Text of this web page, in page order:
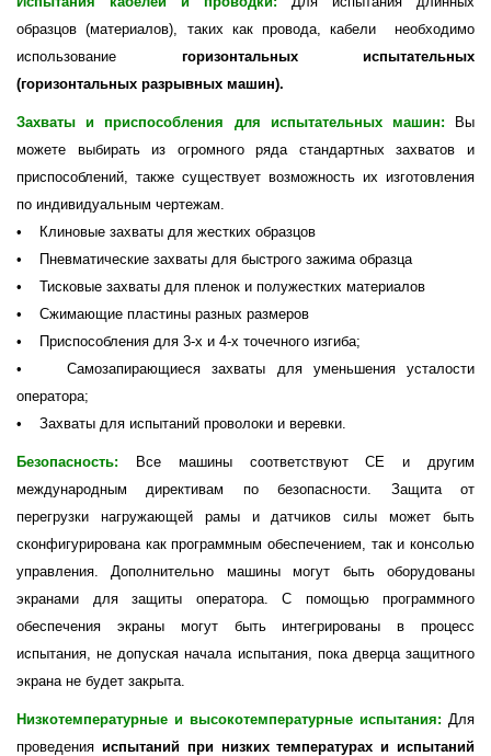
образцов (материалов), таких как провода, кабели необходимо
использование горизонтальных испытательных
(горизонтальных разрывных машин).
Захваты и приспособления для испытательных машин:
Вы
можете выбирать из огромного ряда стандартных захватов и
приспособлений, также существует возможность их изготовления
по индивидуальным чертежам.
• Клиновые захваты для жестких образцов
• Пневматические захваты для быстрого зажима образца
• Тисковые захваты для пленок и полужестких материалов
• Сжимающие пластины разных размеров
• Приспособления для 3-х и 4-х точечного изгиба;
• Самозапирающиеся захваты для уменьшения усталости
оператора;
• Захваты для испытаний проволоки и веревки.
Безопасность:
Все машины соответствуют СЕ и другим
международным директивам по безопасности. Защита от
перегрузки нагружающей рамы и датчиков силы может быть
сконфигурирована как программным обеспечением, так и консолью
управления. Дополнительно машины могут быть оборудованы
экранами для защиты оператора. С помощью программного
обеспечения экраны могут быть интегрированы в процесс
испытания, не допуская начала испытания, пока дверца защитного
экрана не будет закрыта.
Низкотемпературные и высокотемпературные испытания: Для
проведения испытаний при низких температурах и испытаний